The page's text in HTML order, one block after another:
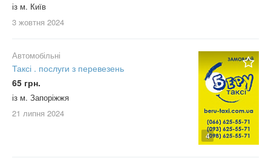
із м. Київ
3 жовтня 2024
4
Автомобільні
Таксі . послуги з перевезень
65 грн.
із м. Запоріжжя
21 липня 2024